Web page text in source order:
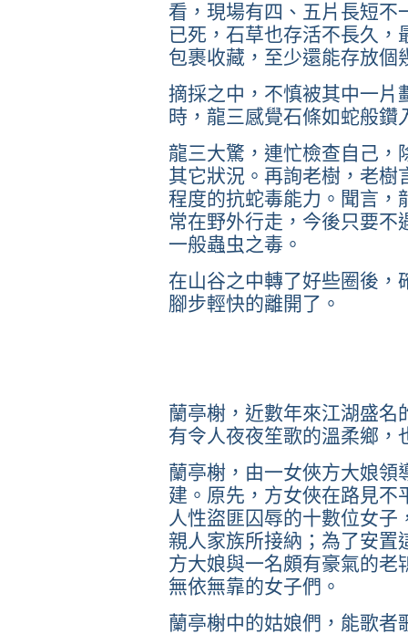
看，現場有四、五片長短不
已死，石草也存活不長久，
包裹收藏，至少還能存放個
摘採之中，不慎被其中一片
時，龍三感覺石條如蛇般鑽
龍三大驚，連忙檢查自己，
其它狀況。再詢老樹，老樹
程度的抗蛇毒能力。聞言，
常在野外行走，今後只要不
一般蟲虫之毒。
在山谷之中轉了好些圈後，
腳步輕快的離開了。
蘭亭榭，近數年來江湖盛名
有令人夜夜笙歌的溫柔鄉，
蘭亭榭，由一女俠方大娘領
建。原先，方女俠在路見不
人性盜匪囚辱的十數位女
親人家族所接納；為了安置
方大娘與一名頗有豪氣的老
無依無靠的女子們。
蘭亭榭中的姑娘們，能歌者